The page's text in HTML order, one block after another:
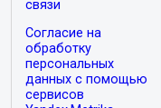
связи
Согласие на
обработку
персональных
данных с помощью
сервисов